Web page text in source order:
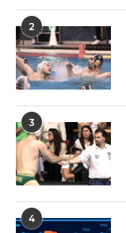
2
3
4